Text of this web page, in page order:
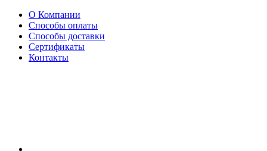
О Компании
Способы оплаты
Способы доставки
Сертификаты
Контакты